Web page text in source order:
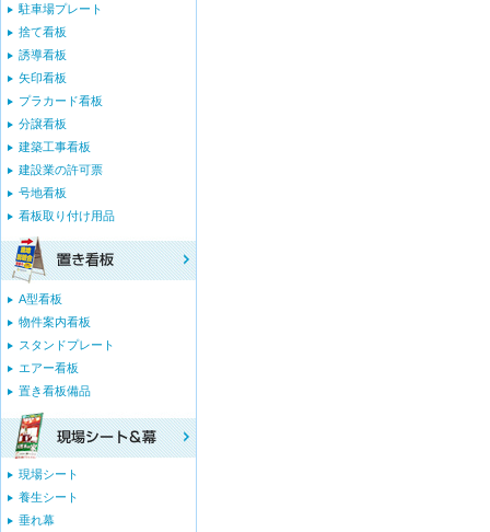
駐車場プレート
捨て看板
誘導看板
矢印看板
プラカード看板
分譲看板
建築工事看板
建設業の許可票
号地看板
看板取り付け用品
A型看板
物件案内看板
スタンドプレート
エアー看板
置き看板備品
現場シート
養生シート
垂れ幕